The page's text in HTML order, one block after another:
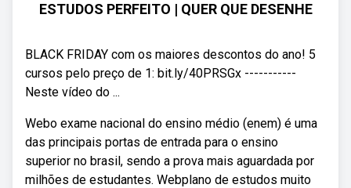
ESTUDOS PERFEITO | QUER QUE DESENHE
BLACK FRIDAY com os maiores descontos do ano! 5
cursos pelo preço de 1: bit.ly/40PRSGx -----------
Neste vídeo do ...
Webo exame nacional do ensino médio (enem) é uma
das principais portas de entrada para o ensino
superior no brasil, sendo a prova mais aguardada por
milhões de estudantes. Webplano de estudos muito